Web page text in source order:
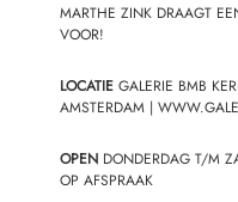
MARTHE ZINK DRAAGT
VOOR!
LOCATIE GALERIE BMB
AMSTERDAM |
OPEN DONDERDAG T/M
OP AFSPRAAK